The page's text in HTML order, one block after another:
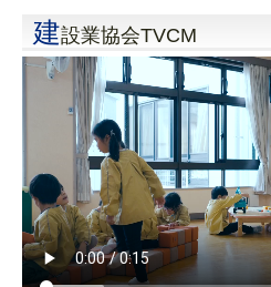
建設業協会TVCM